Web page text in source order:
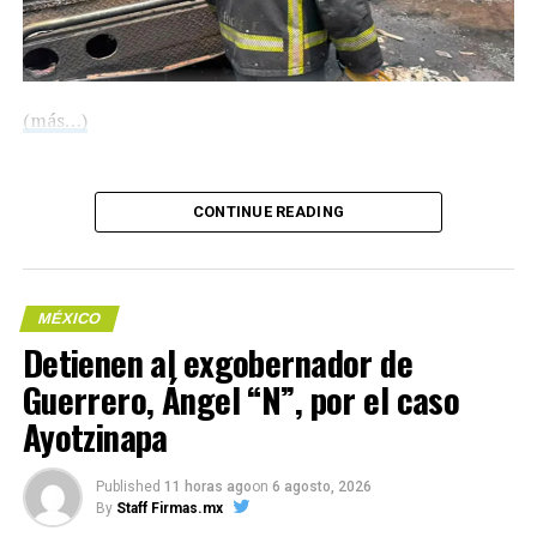
México y el bloque europeo en los últimos años,
subrayando la posición del país como un socio clave en
América Latina.
Compártelo:
(más…)
Me gusta esto:
COMPARTE ESTA INFORMACIÓN
CONTINUE READING
MÉXICO
Detienen al exgobernador de
Guerrero, Ángel “N”, por el caso
Ayotzinapa
Published 11 horas agoon 6 agosto, 2026
By Staff Firmas.mx